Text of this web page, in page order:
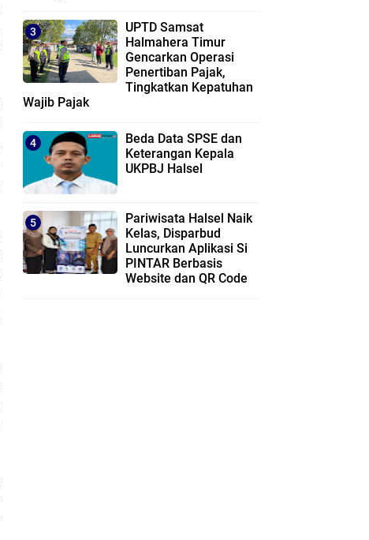
UPTD Samsat
Halmahera Timur
Gencarkan Operasi
Penertiban Pajak,
Tingkatkan Kepatuhan
Wajib Pajak
Beda Data SPSE dan
Keterangan Kepala
UKPBJ Halsel
Pariwisata Halsel Naik
Kelas, Disparbud
Luncurkan Aplikasi Si
PINTAR Berbasis
Website dan QR Code